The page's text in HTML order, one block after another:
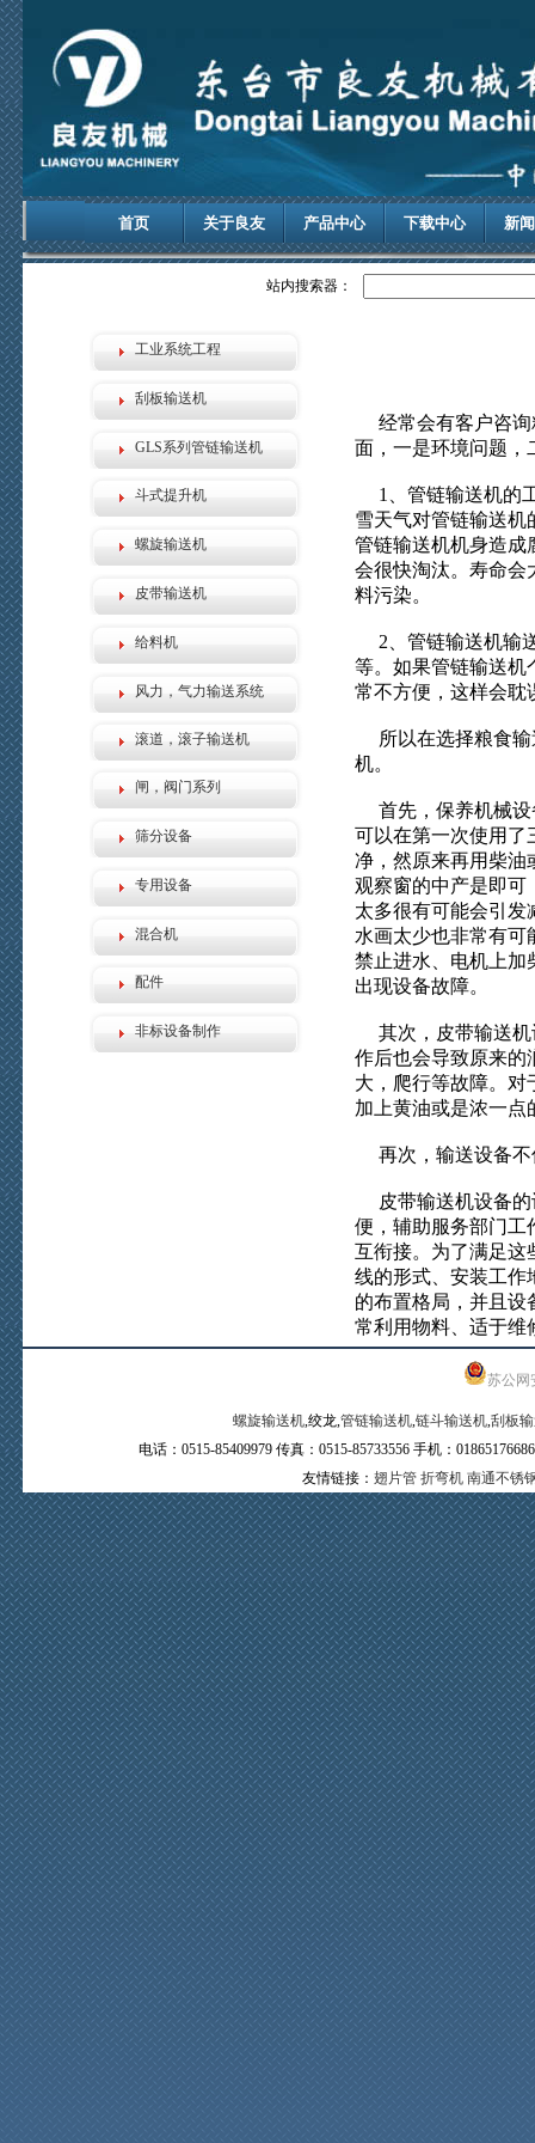
首页 关于良友 产品中心 下载中心 新
站内搜索器：
工业系统工程
刮板输送机
GLS系列管链输送机
斗式提升机
螺旋输送机
皮带输送机
给料机
风力，气力输送系统
滚道，滚子输送机
闸，阀门系列
筛分设备
专用设备
混合机
配件
非标设备制作
经常会有客户咨询
面，一是环境问题
1、管链输送机的
雪天气对管链输送机
管链输送机机身造成
会很快淘汰。寿命
料污染。
2、管链输送机输
等。如果管链输送机
常不方便，这样会
所以在选择粮食输
机。
首先，保养机械设
可以在第一次使用了
净，然原来再用柴油
观察窗的中产是即可
太多很有可能会引发
水画太少也非常有可
禁止进水、电机上加
出现设备故障。
其次，皮带输送机
作后也会导致原来的
大，爬行等故障。对
加上黄油或是浓一
再次，输送设备不
皮带输送机设备的
便，辅助服务部门工
互衔接。为了满足这
线的形式、安装工作
的布置格局，并且设
常利用物料、适于维
苏公网
螺旋输送机,绞龙,管链输送机,链斗输送机,刮板
电话：0515-85409979 传真：0515-85733556 手机：
友情链接： 翅片管 折弯机 南通不锈